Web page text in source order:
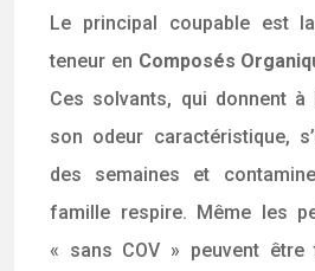
Le principal coupable est
teneur en Composés
Ces solvants, qui donnent
son odeur caractéristique,
des semaines et
famille respire. Même les
« sans COV » peuvent être